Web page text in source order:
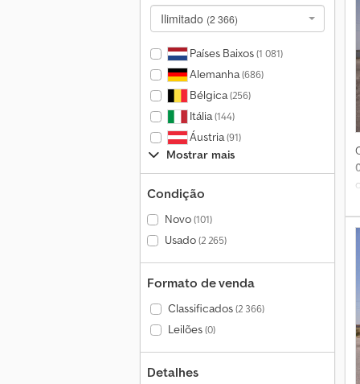
Ilimitado (2 366)
Países Baixos(1 081)
Alemanha(686)
Bélgica(256)
Itália(144)
Áustria(91)
Mostrar mais
Condição
Novo(101)
Usado(2 265)
Formato de venda
Classificados(2 366)
Leilões(0)
Detalhes